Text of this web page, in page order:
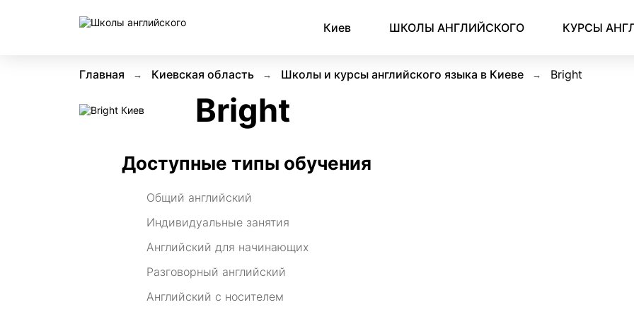
Киев ШКОЛЫ АНГЛИЙСКОГО КУРСЫ
Главная Киевская область Школы и курсы английского языка в Киеве Bright
Bright
Доступные типы обучения
Общий английский
Индивидуальные занятия
Английский для начинающих
Разговорный английский
Английский с носителем